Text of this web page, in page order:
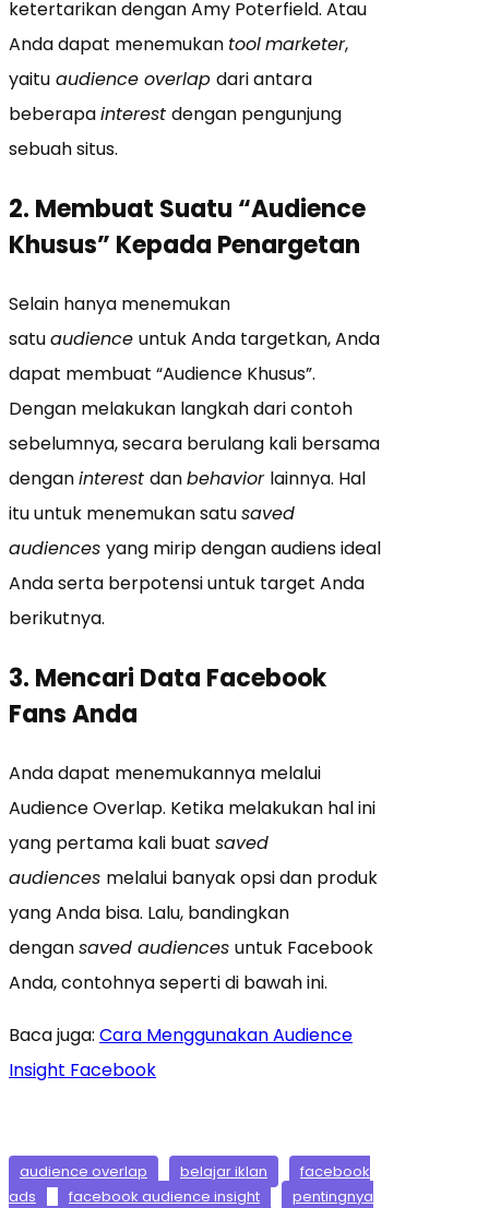
ketertarikan dengan Amy Poterfield. Atau
Anda dapat menemukan toolmarketer,
yaitu audience overlap dari antara
beberapainterest dengan pengunjung
sebuah situs.
2. Membuat Suatu “Audience
Khusus” Kepada Penargetan
Selain hanya menemukan
satuaudience untuk Anda targetkan, Anda
dapat membuat “Audience Khusus”.
Dengan melakukan langkah dari contoh
sebelumnya, secara berulang kali bersama
denganinterest danbehavior lainnya. Hal
itu untuk menemukan satusaved
audiences yang mirip dengan audiens ideal
Anda serta berpotensi untuk target Anda
berikutnya.
3. Mencari Data Facebook
Fans Anda
Anda dapat menemukannya melalui
Audience Overlap. Ketika melakukan hal ini
yang pertama kali buat saved
audiences melalui banyak opsi dan produk
yang Anda bisa. Lalu, bandingkan
dengansaved audiences untuk Facebook
Anda, contohnya seperti di bawah ini.
Baca juga: Cara Menggunakan Audience
Insight Facebook
audience overlap belajar iklan
facebook
ads
facebook audience insight
pentingnya